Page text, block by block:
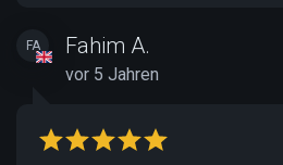
FA Fahim A.
vor 5 Jahren